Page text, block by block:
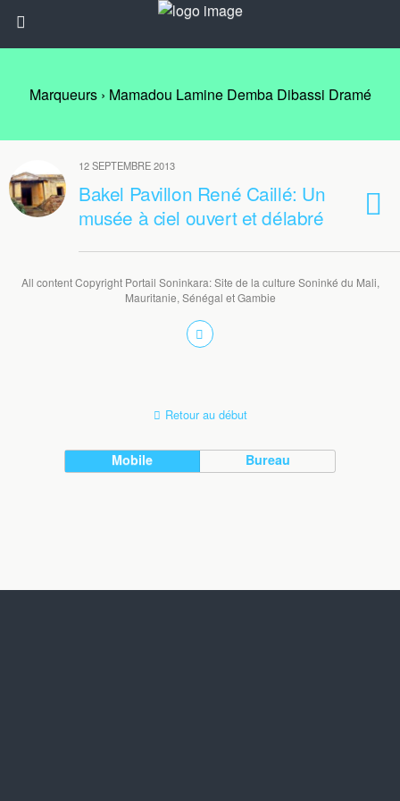
Marqueurs › Mamadou Lamine Demba Dibassi Dramé
12 SEPTEMBRE 2013
Bakel Pavillon René Caillé: Un
musée à ciel ouvert et délabré
All content Copyright Portail Soninkara: Site de la culture Soninké du Mali,
Mauritanie, Sénégal et Gambie
Retour au début
Mobile Bureau